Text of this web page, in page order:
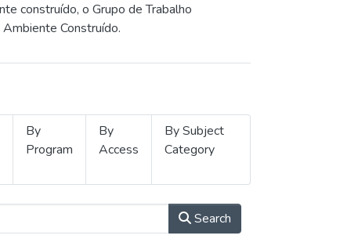
construído, o Grupo de Trabalho
Construído.
By
Program
By
Access
By Subject
Category
Search